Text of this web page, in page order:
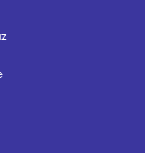
lateral LollaBR e a
exclusividade,
o teto bicolor e as
brilhante